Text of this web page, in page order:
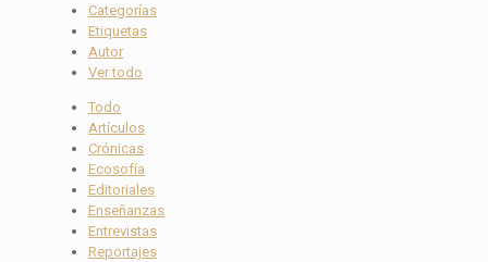
Categorías
Etiquetas
Autor
Ver todo
Todo
Artículos
Crónicas
Ecosofía
Editoriales
Enseñanzas
Entrevistas
Reportajes